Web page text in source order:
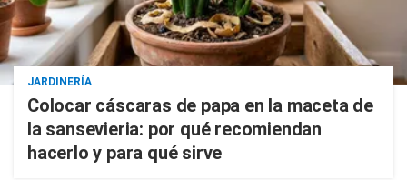
JARDINERÍA
Colocar cáscaras de papa en la maceta de
la sansevieria: por qué recomiendan
hacerlo y para qué sirve